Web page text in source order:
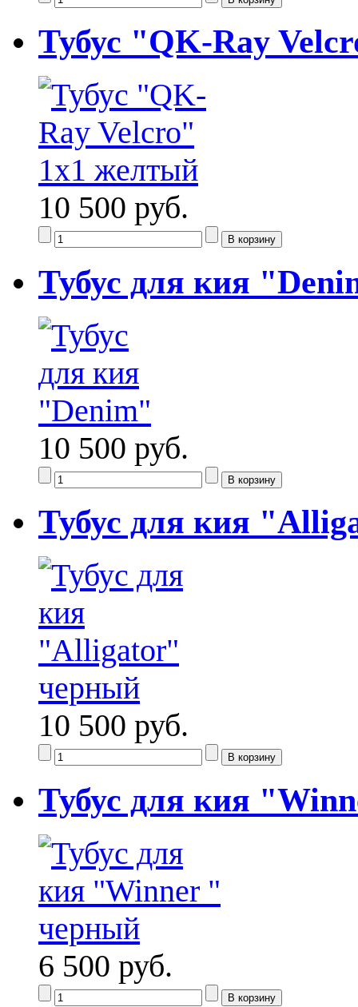
Тубус "QK-Ray
10 500 руб.
Тубус для кия
10 500 руб.
Тубус для кия
10 500 руб.
Тубус для кия
6 500 руб.